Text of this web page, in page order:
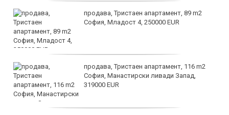
продава, Тристаен апартамент, 89 m2
София, Младост 4, 250000 EUR
продава, Тристаен апартамент, 116 m2
София, Манастирски ливади Запад,
319000 EUR